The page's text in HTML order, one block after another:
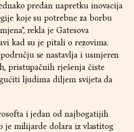
predan napretku inovacija
koje su potrebne za borbu
rekla je Gatesova
kad su je pitali o rezovima.
se nastavlja i usmjeren
pristupačnih rješenja čiste
ljudima diljem svijeta da
i jedan od najbogatijih
je milijarde dolara iz vlastitog